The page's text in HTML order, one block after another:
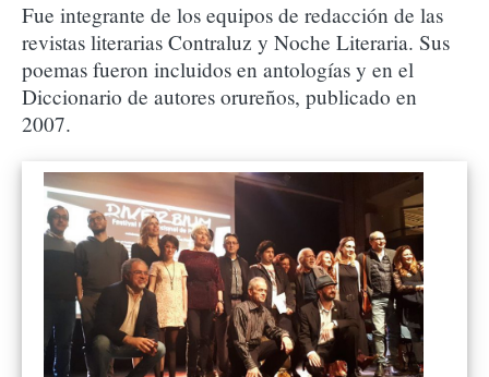
Fue integrante de los equipos de redacción de las
revistas literarias Contraluz y Noche Literaria. Sus
poemas fueron incluidos en antologías y en el
Diccionario de autores orureños, publicado en
2007.